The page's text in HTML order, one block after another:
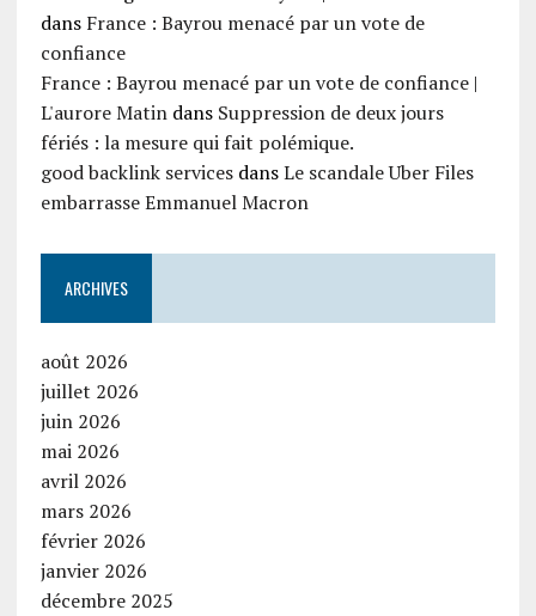
dans France : Bayrou menacé par un vote de
confiance
France : Bayrou menacé par un vote de confiance |
L'aurore Matindans Suppression de deux jours
fériés : la mesure qui fait polémique.
good backlink servicesdansLe scandale Uber Files
embarrasse Emmanuel Macron
ARCHIVES
août 2026
juillet 2026
juin 2026
mai 2026
avril 2026
mars 2026
février 2026
janvier 2026
décembre 2025